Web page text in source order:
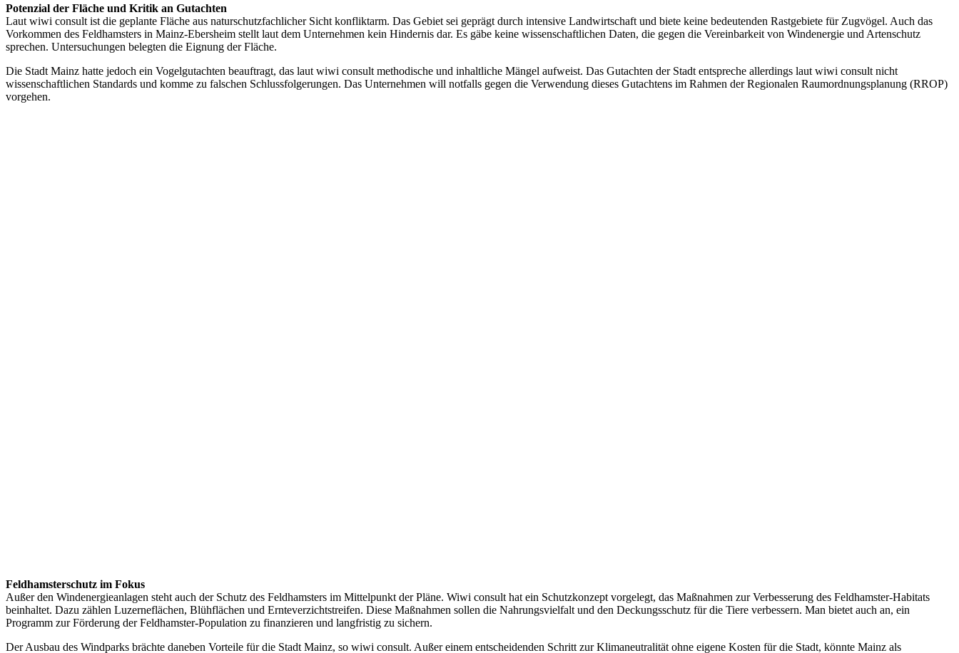
Potenzial der Fläche und Kritik an Gutachten
Laut wiwi consult ist die geplante Fläche aus naturschutzfachlicher Sicht konfliktarm. Das Gebiet sei geprägt durch intensive Landwirtschaft und biete keine bedeutenden Rastgebiete für Zugvögel. Auch das
Vorkommen des Feldhamsters in Mainz-Ebersheim stellt laut dem Unternehmen kein Hindernis dar. Es gäbe keine wissenschaftlichen Daten, die gegen die Vereinbarkeit von Windenergie und Artenschutz
sprechen. Untersuchungen belegten die Eignung der Fläche.
Die Stadt Mainz hatte jedoch ein Vogelgutachten beauftragt, das laut wiwi consult methodische und inhaltliche Mängel aufweist. Das Gutachten der Stadt entspreche allerdings laut wiwi consult nicht
wissenschaftlichen Standards und komme zu falschen Schlussfolgerungen. Das Unternehmen will notfalls gegen die Verwendung dieses Gutachtens im Rahmen der Regionalen Raumordnungsplanung (RROP)
vorgehen.
Feldhamsterschutz im Fokus
Außer den Windenergieanlagen steht auch der Schutz des Feldhamsters im Mittelpunkt der Pläne. Wiwi consult hat ein Schutzkonzept vorgelegt, das Maßnahmen zur Verbesserung des Feldhamster-Habitats
beinhaltet. Dazu zählen Luzerneflächen, Blühflächen und Ernteverzichtstreifen. Diese Maßnahmen sollen die Nahrungsvielfalt und den Deckungsschutz für die Tiere verbessern. Man bietet auch an, ein
Programm zur Förderung der Feldhamster-Population zu finanzieren und langfristig zu sichern.
Der Ausbau des Windparks brächte daneben Vorteile für die Stadt Mainz, so wiwi consult. Außer einem entscheidenden Schritt zur Klimaneutralität ohne eigene Kosten für die Stadt, könnte Mainz als